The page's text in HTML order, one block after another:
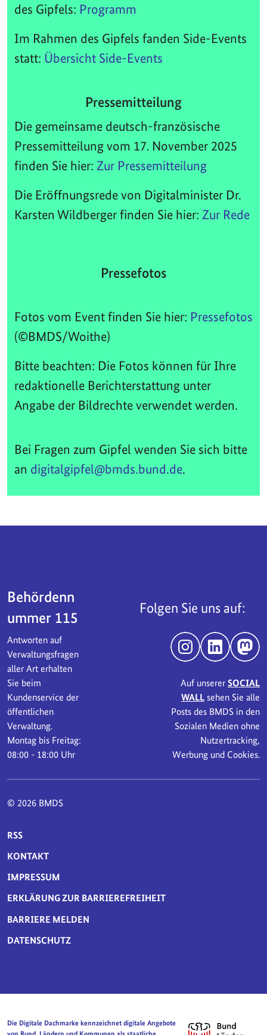
des Gipfels: Programm
Im Rahmen des Gipfels fanden Side-Events
statt: Übersicht Side-Events
Pressemitteilung
Die gemeinsame deutsch-französische
Pressemitteilung vom 17. November 2025
finden Sie hier: Zur Pressemitteilung
Die Eröffnungsrede von Digitalminister Dr.
Karsten Wildberger finden Sie hier: Zur Rede
Pressefotos
Fotos vom Event finden Sie hier: Pressefotos
(©BMDS/Woithe)
Bitte beachten: Die Fotos können für Ihre
redaktionelle Berichterstattung unter
Angabe der Bildrechte verwendet werden.
Bei Fragen zum Gipfel wenden Sie sich bitte
an digitalgipfel@bmds.bund.de.
Behördenn
ummer 115
Antworten auf
Verwaltungsfragen
aller Art erhalten
Sie beim
Kundenservice der
öffentlichen
Verwaltung.
Montag bis Freitag:
08:00 - 18:00 Uhr
Folgen Sie uns auf:
InstagramLinkedIn
Auf unserer SOCIAL
WALLsehen Sie alle
Posts des BMDS in den
Sozialen Medien ohne
Nutzertracking,
Werbung und Cookies.
© 2026 BMDS
SERVICE-NAVIGATION FUSSBEREICH
RSS
KONTAKT
IMPRESSUM
ERKLÄRUNG ZUR BARRIEREFREIHEIT
BARRIERE MELDEN
DATENSCHUTZ
Die Digitale Dachmarke kennzeichnet digitale Angebote